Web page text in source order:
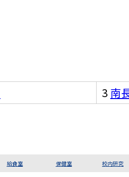
3 南
給食室 保健室 校内研究